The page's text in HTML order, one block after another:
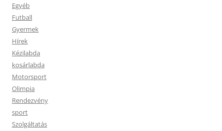
Egyéb
Futball
Gyermek
Hírek
Kézilabda
kosárlabda
Motorsport
Olimpia
Rendezvény
sport
Szolgáltatás